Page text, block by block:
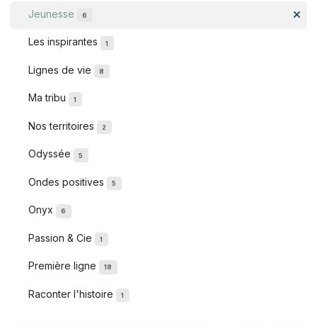
Jeunesse 6
Les inspirantes 1
Lignes de vie 8
Ma tribu 1
Nos territoires 2
Odyssée 5
Ondes positives 5
Onyx 6
Passion & Cie 1
Première ligne 18
Raconter l'histoire 1